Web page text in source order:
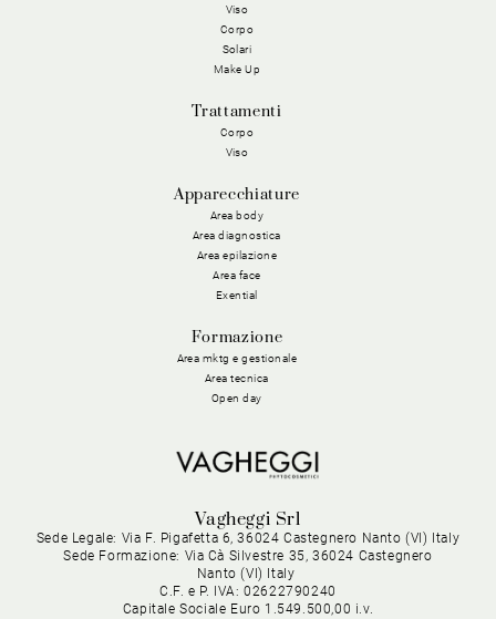
Viso
Corpo
Solari
Make Up
Trattamenti
Corpo
Viso
Apparecchiature
Area body
Area diagnostica
Area epilazione
Area face
Exential
Formazione
Area mktg e gestionale
Area tecnica
Open day
Vagheggi Srl
Sede Legale: Via F. Pigafetta 6, 36024 Castegnero Nanto (VI) Italy
Sede Formazione: Via Cà Silvestre 35, 36024 Castegnero
Nanto (VI) Italy
C.F. e P. IVA: 02622790240
Capitale Sociale Euro 1.549.500,00 i.v.